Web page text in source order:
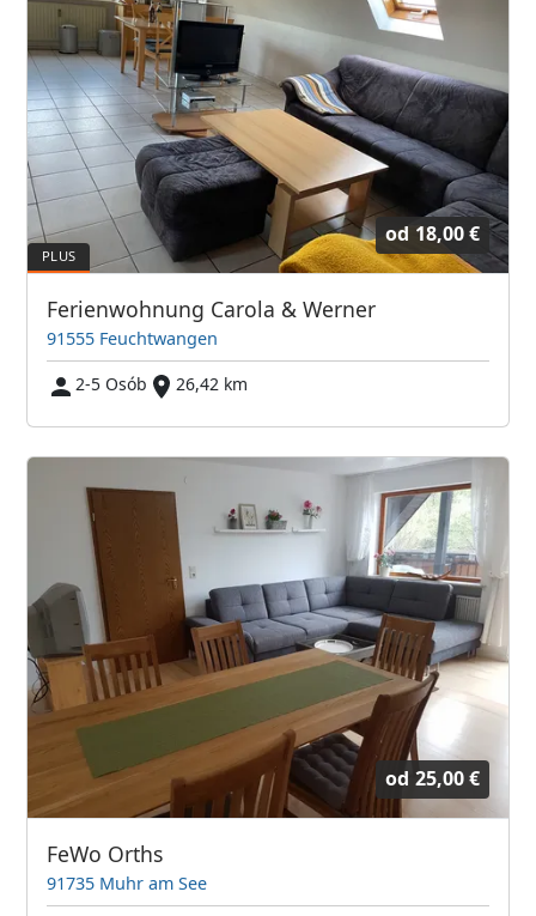
od 18,00 €
Ferienwohnung Carola & Werner
91555 Feuchtwangen
2-5 Osób
26,42 km
od 25,00 €
FeWo Orths
91735 Muhr am See